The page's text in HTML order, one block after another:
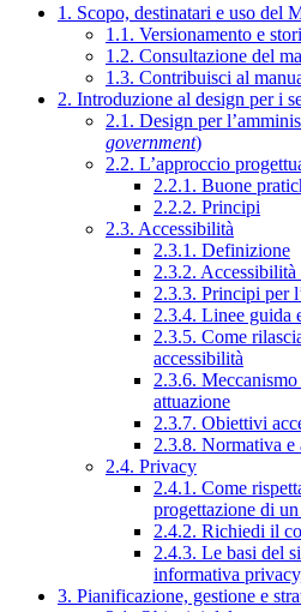
1. Scopo, destinatari e uso del
1.1. Versionamento e
1.2. Consultazione del
1.3. Contribuisci al
2. Introduzione al design per i
2.1. Design per
government)
2.2. L’approccio
2.2.1. Buone
2.2.2. Principi
2.3. Accessibilità
2.3.1. Definizione
2.3.2. Accessibilità
2.3.3. Principi per
2.3.4. Linee guida
2.3.5. Come
accessibilità
2.3.6.
attuazione
2.3.7. Obiettivi
2.3.8. Normativa
2.4. Privacy
2.4.1. Come
progettazione di
2.4.2. Richiedi il
2.4.3. Le basi del
informativa
3. Pianificazione, gestione e